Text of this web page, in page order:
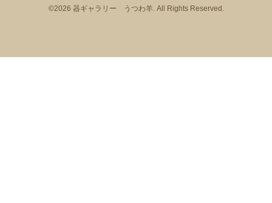
©2026 器ギャラリー うつわ羊. All Rights Reserved.